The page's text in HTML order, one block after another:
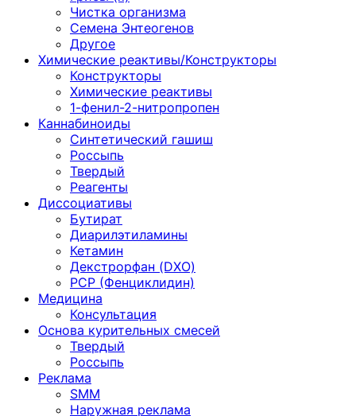
Чистка организма
Семена Энтеогенов
Другое
Химические реактивы/Конструкторы
Конструкторы
Химические реактивы
1-фенил-2-нитропропен
Каннабиноиды
Синтетический гашиш
Россыпь
Твердый
Реагенты
Диссоциативы
Бутират
Диарилэтиламины
Кетамин
Декстрорфан (DXO)
PCP (Фенциклидин)
Медицина
Консультация
Основа курительных смесей
Твердый
Россыпь
Реклама
SMM
Наружная реклама